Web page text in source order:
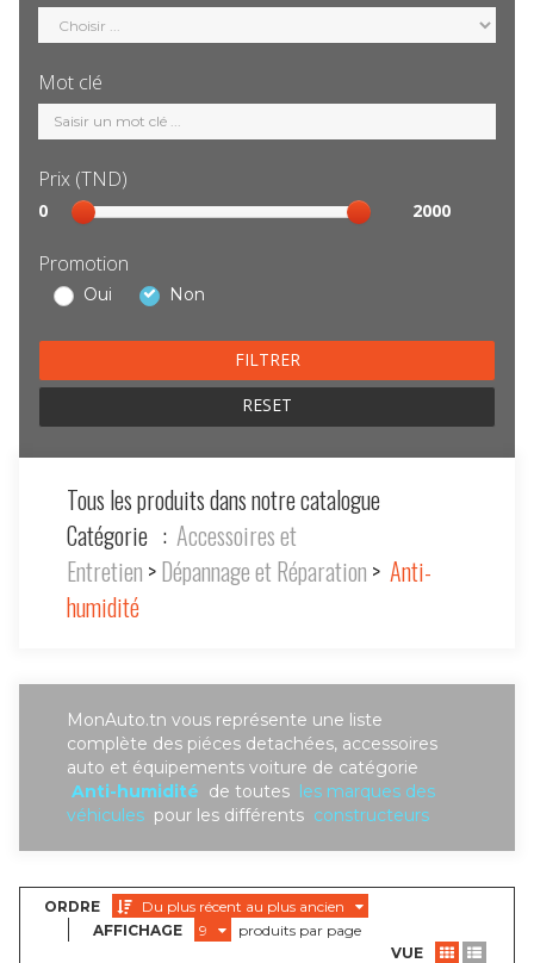
Sélection
constructeur
Mot clé
Mot
clé
Prix (TND)
Sélection
prix
0 2000
Promotion
Oui Non
RESET
Tous les produits dans notre catalogue
Catégorie : Accessoires et
Entretien >Dépannage et Réparation > Anti-
humidité
MonAuto.tn vous représente une liste
complète des piéces detachées, accessoires
auto et équipements voiture de catégorie
Anti-humidité de toutes les marques des
véhicules pour les différents constructeurs
ORDRE
Du plus récent au plus ancien
AFFICHAGE
9
produits par page
VUE